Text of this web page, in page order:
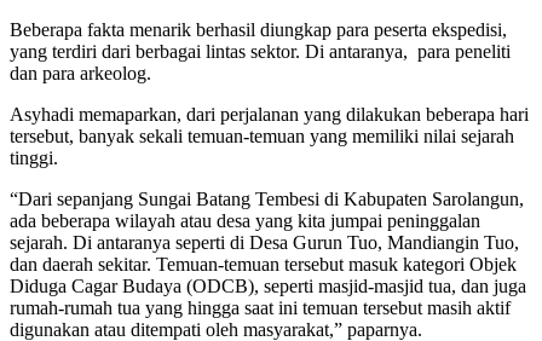
Beberapa fakta menarik berhasil diungkap para peserta ekspedisi,
yang terdiri dari berbagai lintas sektor. Di antaranya, para peneliti
dan para arkeolog.
Asyhadi memaparkan, dari perjalanan yang dilakukan beberapa hari
tersebut, banyak sekali temuan-temuan yang memiliki nilai sejarah
tinggi.
“Dari sepanjang Sungai Batang Tembesi di Kabupaten Sarolangun,
ada beberapa wilayah atau desa yang kita jumpai peninggalan
sejarah. Di antaranya seperti di Desa Gurun Tuo, Mandiangin Tuo,
dan daerah sekitar. Temuan-temuan tersebut masuk kategori Objek
Diduga Cagar Budaya (ODCB), seperti masjid-masjid tua, dan juga
rumah-rumah tua yang hingga saat ini temuan tersebut masih aktif
digunakan atau ditempati oleh masyarakat,” paparnya.